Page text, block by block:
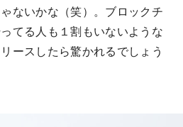
ないかな（笑）。ブロックチ
てる人も１割もいないような
ースしたら驚かれるでしょう